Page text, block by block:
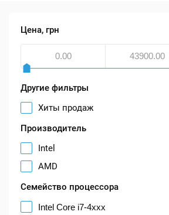
Цена, грн
Другие фильтры
Хиты продаж
Производитель
Intel
AMD
Семейство процессора
Intel Core i7-4ххх